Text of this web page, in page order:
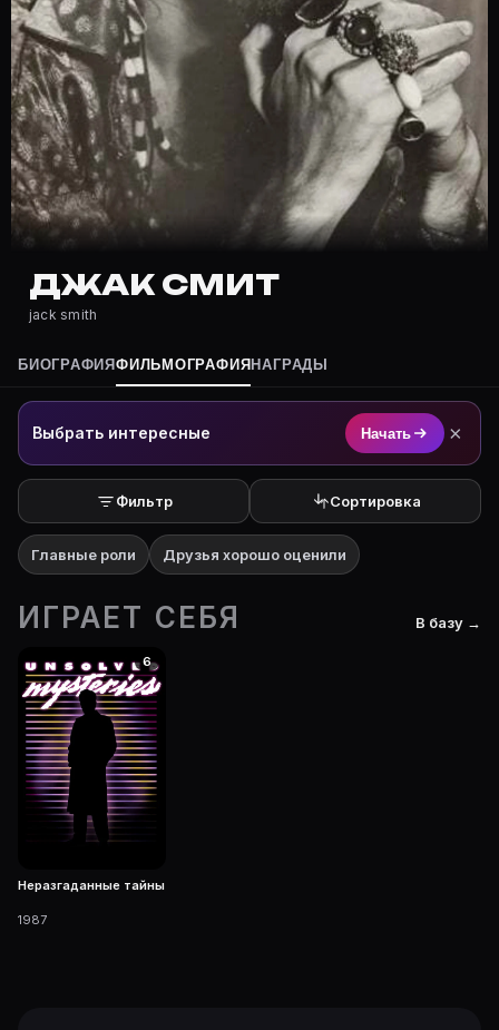
Где снимался Джак Смит?
Фильмография Джак Смит — на Movie Planner:
Какие фильмы снимал(а) Джак Смит?
Полный список — на Movie Planner: https://movie-
Кто такой(ая) Джак Смит?
Джак Смит — актёр. Биография и роли на карточке
Где открыть фильмографию Джак Смит?
На Movie Planner: https://movie-planner.ru/s/
ДЖАК СМИТ
jack smith
БИОГРАФИЯФИЛЬМОГРАФИЯ НАГРАДЫ
Выбрать интересные Начать ×
Фильтр Сортировка
Главные роли Друзья хорошо оценили
ИГРАЕТ СЕБЯ В базу →
6
Неразгаданные тайны
1987